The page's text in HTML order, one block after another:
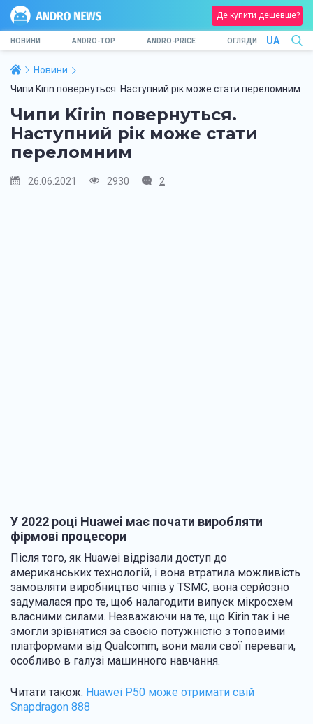
Де купити дешевше?
НОВИНИ ANDRO-TOP ANDRO-PRICE ОГЛЯДИ UA
Новини
Чипи Kirin повернуться. Наступний рік може стати переломним
Чипи Kirin повернуться.
Наступний рік може стати
переломним
26.06.2021 2930 2
У 2022 році Huawei має почати виробляти
фірмові процесори
Після того, як Huawei відрізали доступ до
американських технологій, і вона втратила можливість
замовляти виробництво чіпів у TSMC, вона серйозно
задумалася про те, щоб налагодити випуск мікросхем
власними силами. Незважаючи на те, що Kirin так і не
змогли зрівнятися за своєю потужністю з топовими
платформами від Qualcomm, вони мали свої переваги,
особливо в галузі машинного навчання.
Читати також: Huawei P50 може отримати свій
Snapdragon 888